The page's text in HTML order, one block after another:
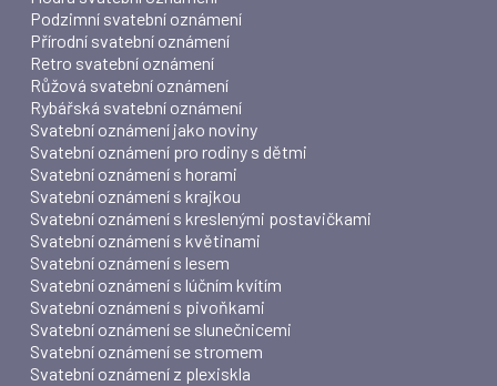
Podzimní svatební oznámení
Přírodní svatební oznámení
Retro svatební oznámení
Růžová svatební oznámení
Rybářská svatební oznámení
Svatební oznámení jako noviny
Svatební oznámení pro rodiny s dětmi
Svatební oznámení s horami
Svatební oznámení s krajkou
Svatební oznámení s kreslenými postavičkami
Svatební oznámení s květinami
Svatební oznámení s lesem
Svatební oznámení s lúčním kvítím
Svatební oznámení s pivoňkami
Svatební oznámení se slunečnicemi
Svatební oznámení se stromem
Svatební oznámení z plexiskla